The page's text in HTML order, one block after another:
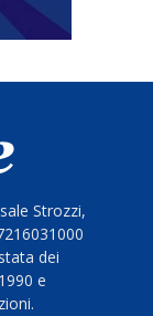
Strozzi,
dei
e